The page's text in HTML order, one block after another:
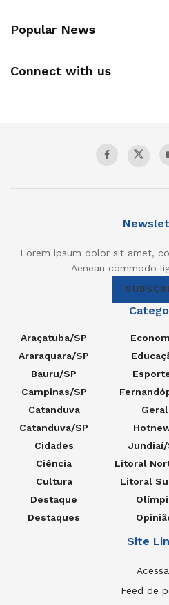
Popular News
Connect with us
Lorem ipsum dolor sit amet,
Aenean commodo
Araçatuba/SP
Araraquara/SP
Bauru/SP
Campinas/SP
Catanduva
Catanduva/SP
Cidades
Ciência
Cultura
Destaque
Destaques
Geral
Jundiaí/
Litoral
Litoral
Site
Feed de